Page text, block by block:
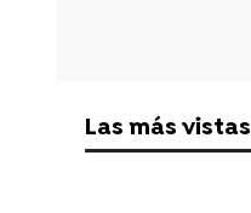
Las más vistas